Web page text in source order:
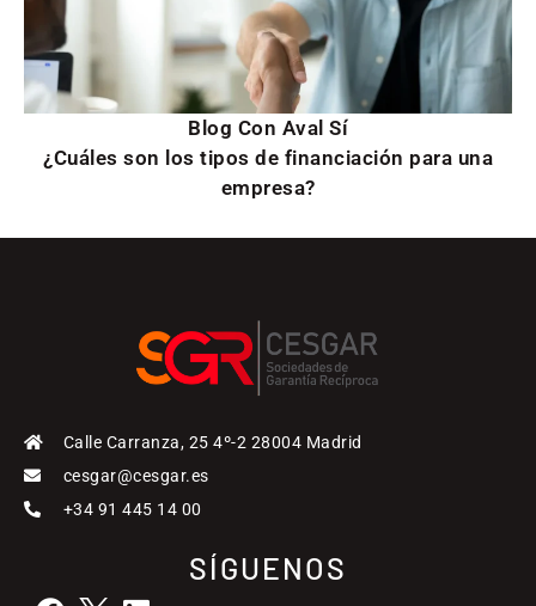
Blog Con Aval Sí
¿Cuáles son los tipos de financiación para una
empresa?
Calle Carranza, 25 4º-2 28004 Madrid
cesgar@cesgar.es
+34 91 445 14 00
SÍGUENOS